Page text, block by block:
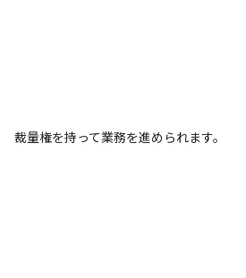
裁量権を持って業務を進められます。